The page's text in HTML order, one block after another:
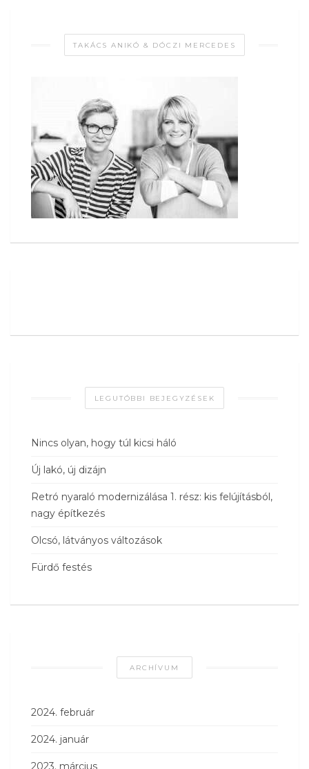
TAKÁCS ANIKÓ & DÓCZI MERCEDES
LEGUTÓBBI BEJEGYZÉSEK
Nincs olyan, hogy túl kicsi háló
Új lakó, új dizájn
Retró nyaraló modernizálása 1. rész: kis felújításból,
nagy építkezés
Olcsó, látványos változások
Fürdő festés
ARCHÍVUM
2024. február
2024. január
2023. március